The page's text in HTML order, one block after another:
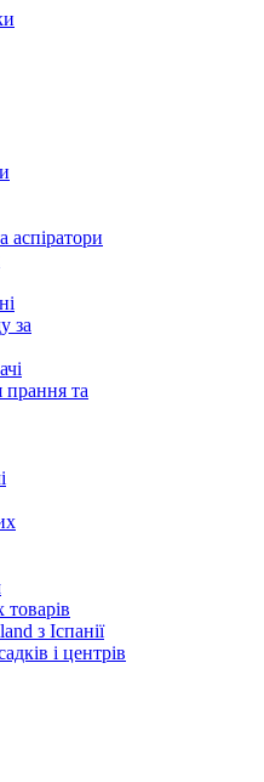
аспіратори
за
прання та
з Іспанії
і центрів